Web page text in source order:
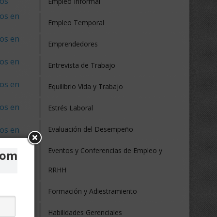
en
en
en
en
en
en
Empleo Temporal
Emprendedores
Entrevista de Trabajo
Equilibrio Vida y Trabajo
Estrés Laboral
Evaluación del Desempeño
Eventos y Conferencias de Empleo y
RRHH
Formación y Adiestramiento
Habilidades Gerenciales